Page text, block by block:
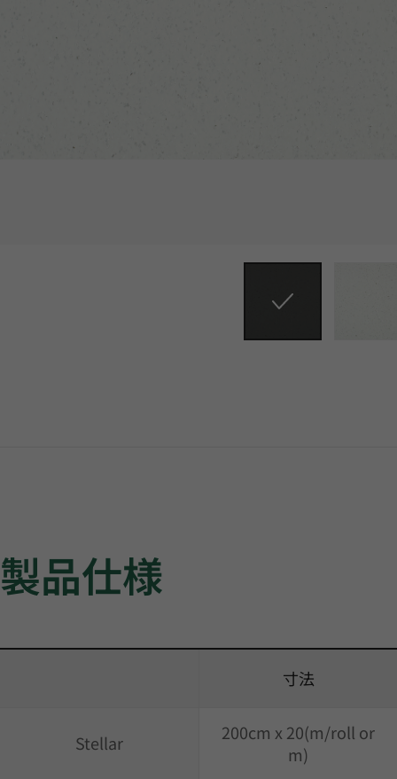
製品仕様
寸法
Stellar
200cm x 20(m/roll or
m)